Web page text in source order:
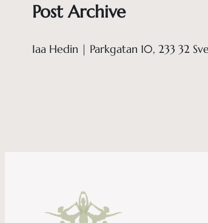
Post Archive
Iaa Hedin | Parkgatan 10, 233 32